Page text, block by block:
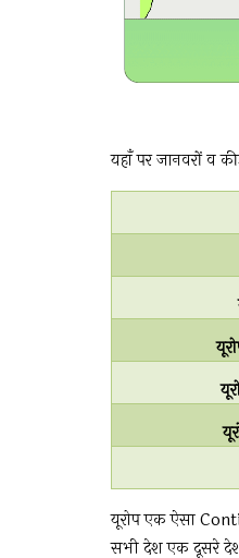
यहाँ पर जानवरों व
यूरोप एक ऐसा
सभी देश एक दूसरे